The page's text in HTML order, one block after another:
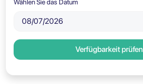
Wählen Sie das Datum
Verfügbarkeit prüfen